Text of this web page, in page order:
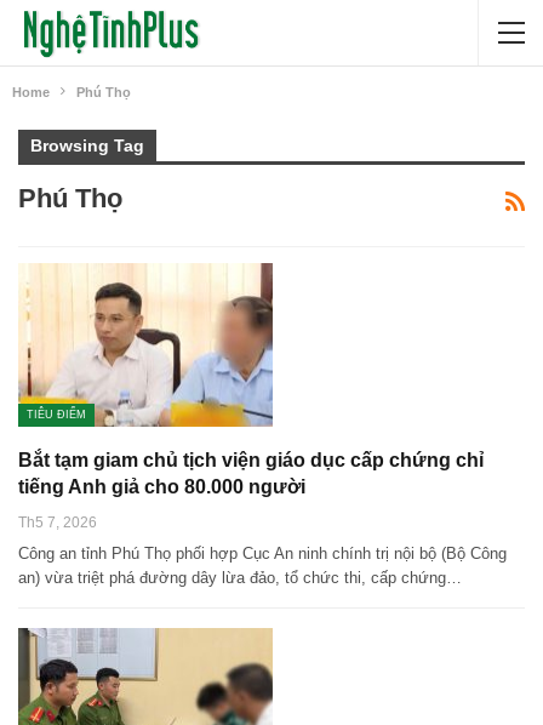
Home Phú Thọ
Browsing Tag
Phú Thọ
TIÊU ĐIỂM
Bắt tạm giam chủ tịch viện giáo dục cấp chứng chỉ
tiếng Anh giả cho 80.000 người
Th5 7, 2026
Công an tỉnh Phú Thọ phối hợp Cục An ninh chính trị nội bộ (Bộ Công
an) vừa triệt phá đường dây lừa đảo, tổ chức thi, cấp chứng…